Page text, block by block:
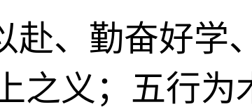
赴、勤奋好学
义；五行为